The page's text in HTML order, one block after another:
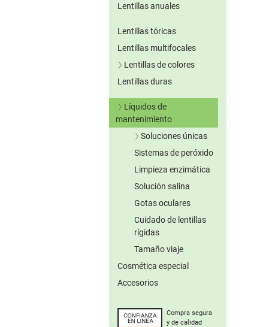
Lentillas anuales
Lentillas tóricas
Lentillas multifocales
Lentillas de colores
Lentillas azules
Lentillas verdes
Lentillas grises
Lentillas marrones
Otros colores
Lentillas tóricas de
colores
Lentillas duras
Líquidos de
mantenimiento
Soluciones únicas
Sin conserv.
Sistemas de peróxido
Limpieza enzimática
Solución salina
Gotas oculares
Cuidado de lentillas
rígidas
Tamaño viaje
Cosmética especial
Accesorios
Compra segura
y de calidad